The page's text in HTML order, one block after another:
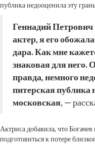
публика недооценила эту
Геннадий
актер, я его
дара. Как мне
знаковая для него.
правда, немного
питерская публика
московская, —
Актриса добавила, что
подготовиться к потере